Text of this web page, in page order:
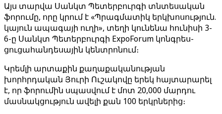
Այս տարվա Սանկտ Պետերբուրգի տնտեսական
ֆորումը, որը կրում է «Պրագմատիկ երկխոսություն.
կայուն ապագայի ուղի», տեղի կունենա հունիսի 3-
6-ը Սանկտ Պետերբուրգի ExpoForum կոնգրես-
ցուցահանդեսային կենտրոնում։
Կրեմլի արտաքին քաղաքականության
խորհրդական Յուրի Ուշակովը երեկ հայտարարել
է, որ ֆորումին սպասվում է մոտ 20,000 մարդու
մասնակցություն ավելի քան 100 երկրներից։